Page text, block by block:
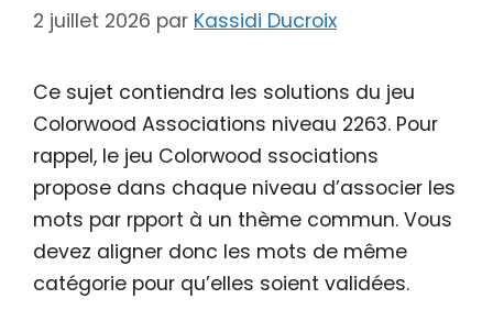
2 juillet 2026 par Kassidi Ducroix
Ce sujet contiendra les solutions du jeu
Colorwood Associations niveau 2263. Pour
rappel, le jeu Colorwood ssociations
propose dans chaque niveau d’associer les
mots par rpport à un thème commun. Vous
devez aligner donc les mots de même
catégorie pour qu’elles soient validées.